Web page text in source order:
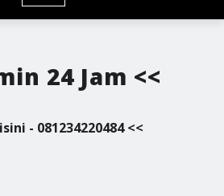
24 Jam <<
- 081234220484 <<